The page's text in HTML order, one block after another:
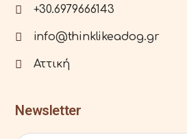
+30.6979666143
info@thinklikeadog.gr
Αττική
Newsletter